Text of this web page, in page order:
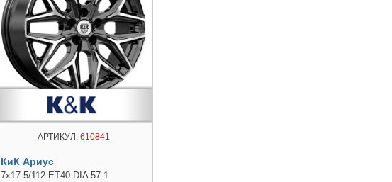
АРТИКУЛ: 610841
КиК Ариус
7x17 5/112 ET40 DIA 57.1